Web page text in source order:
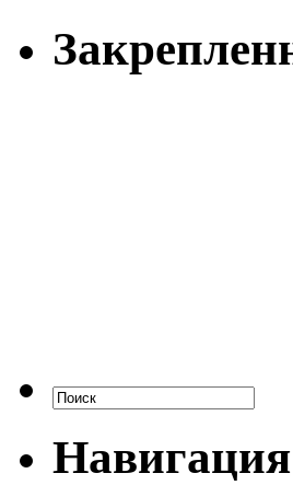
Навигация